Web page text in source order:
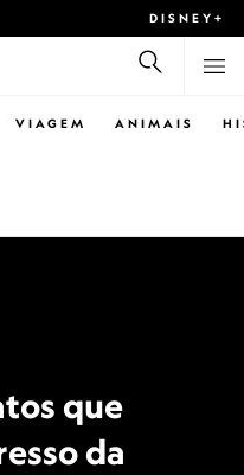
DISNEY+
VIAGEM ANIMAIS
que
da